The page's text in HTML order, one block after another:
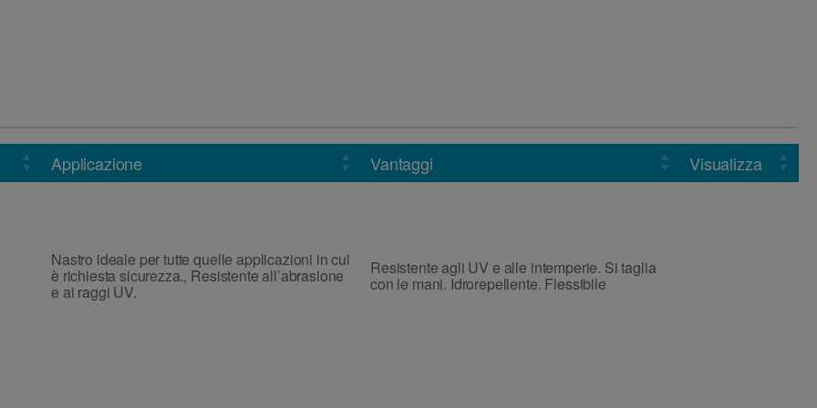
Applicazione Vantaggi Visualizza
Nastro ideale per tutte quelle applicazioni in cui
è richiesta sicurezza., Resistente all’abrasione
e ai raggi UV.
Resistente agli UV e alle intemperie. Si taglia
con le mani. Idrorepellente. Flessibile